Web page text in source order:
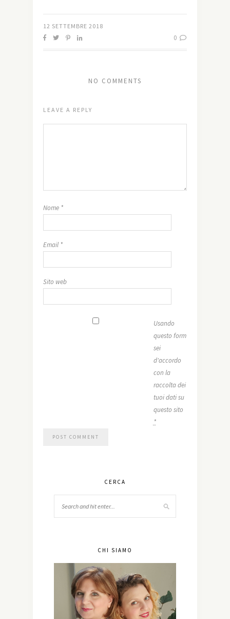
12 SETTEMBRE 2018
0
NO COMMENTS
LEAVE A REPLY
Nome *
Email *
Sito web
Usando
questo form
sei
d'accordo
con la
raccolta dei
tuoi dati su
questo sito
*
CERCA
CHI SIAMO